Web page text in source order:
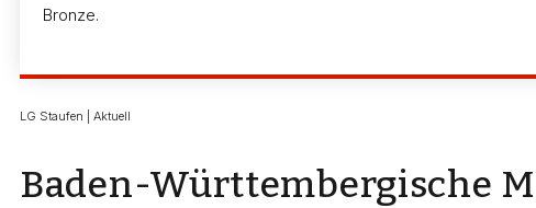
Bronze.
LG Staufen | Aktuell
Baden-Württembergische